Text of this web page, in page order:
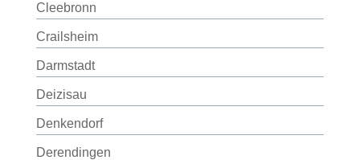
Cleebronn
Crailsheim
Darmstadt
Deizisau
Denkendorf
Derendingen